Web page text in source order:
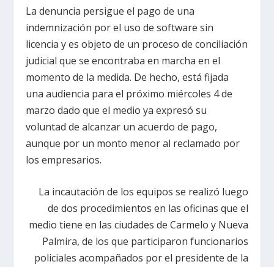
La denuncia persigue el pago de una
indemnización por el uso de software sin
licencia y es objeto de un proceso de conciliación
judicial que se encontraba en marcha en el
momento de la medida. De hecho, está fijada
una audiencia para el próximo miércoles 4 de
marzo dado que el medio ya expresó su
voluntad de alcanzar un acuerdo de pago,
aunque por un monto menor al reclamado por
los empresarios.
La incautación de los equipos se realizó luego
de dos procedimientos en las oficinas que el
medio tiene en las ciudades de Carmelo y Nueva
Palmira, de los que participaron funcionarios
policiales acompañados por el presidente de la